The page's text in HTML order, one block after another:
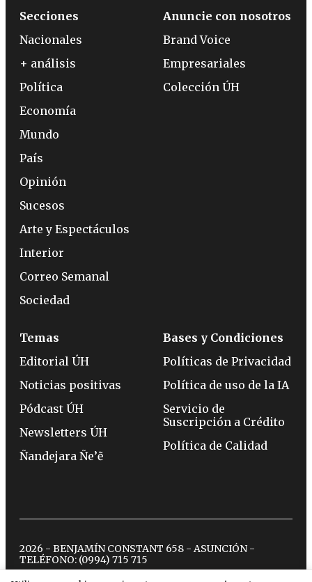
Secciones
Nacionales
+ análisis
Política
Economía
Mundo
País
Opinión
Sucesos
Arte y Espectáculos
Interior
Correo Semanal
Sociedad
Anuncie con nosotros
Brand Voice
Empresariales
Colección ÚH
Temas
Editorial ÚH
Noticias positivas
Pódcast ÚH
Newsletters ÚH
Ñandejara Ñe’ẽ
Bases y Condiciones
Políticas de Privacidad
Política de uso de la IA
Servicio de
Suscripción a Crédito
Política de Calidad
2026 - BENJAMÍN CONSTANT 658 - ASUNCIÓN -
TELÉFONO: (0994) 715 715